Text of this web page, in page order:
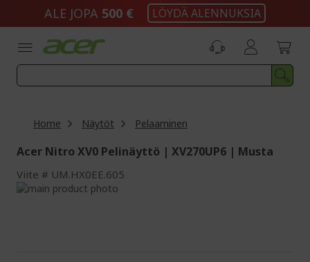
ALE JOPA 500 € LÖYDÄ ALENNUKSIA
Home Näytöt Pelaaminen
Acer Nitro XV0 Pelinäyttö | XV270UP6 | Musta
Viite UM.HX0EE.605
Skip